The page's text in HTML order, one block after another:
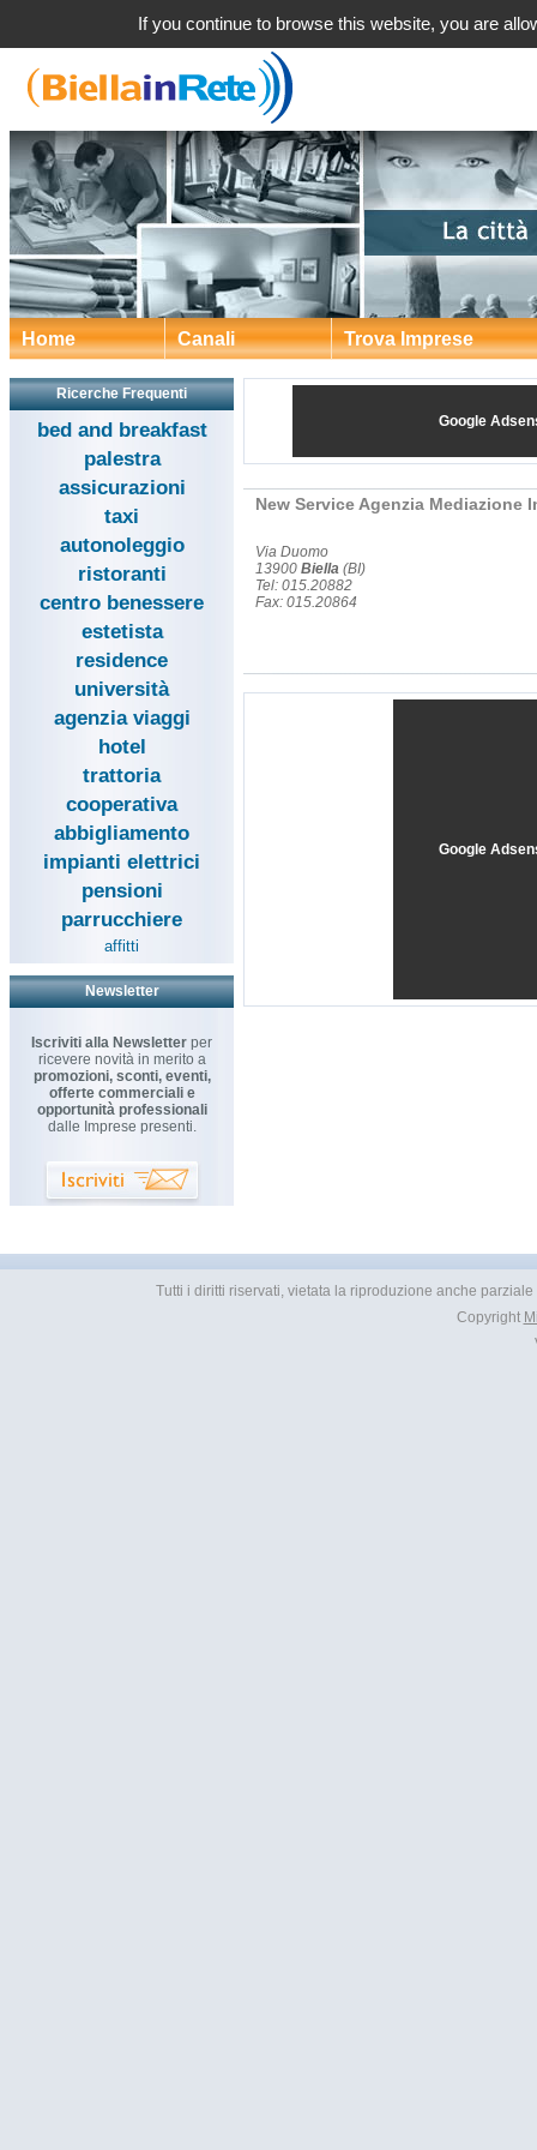
Home Canali Trova Imprese
Ricerche Frequenti
bed and breakfast
palestra
assicurazioni
taxi
autonoleggio
ristoranti
centro benessere
estetista
residence
università
agenzia viaggi
hotel
trattoria
cooperativa
abbigliamento
impianti elettrici
pensioni
parrucchiere
affitti
Newsletter
Iscriviti alla Newsletter per
ricevere novità in merito a
promozioni, sconti, eventi,
offerte commerciali e
opportunità professionali
dalle Imprese presenti.
Google
New Service Agenzia Mediazione
Via Duomo
13900 Biella (BI)
Tel: 015.20882
Fax: 015.20864
Google
Tutti i diritti riservati, vietata la riproduzione anche
Copyright
If you continue to browse this website, you are